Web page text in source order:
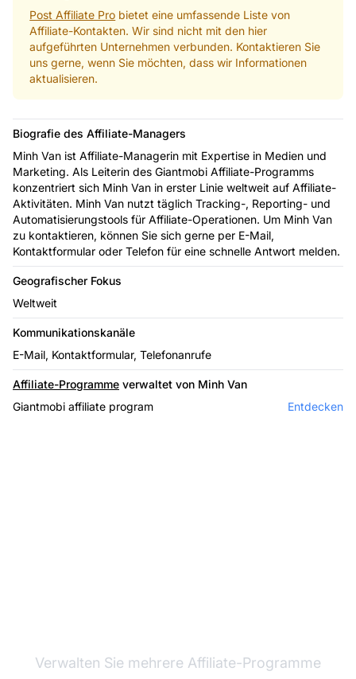
Post Affiliate Pro bietet eine umfassende Liste von
Affiliate-Kontakten. Wir sind nicht mit den hier
aufgeführten Unternehmen verbunden. Kontaktieren Sie
uns gerne, wenn Sie möchten, dass wir Informationen
aktualisieren.
Biografie des Affiliate-Managers
Minh Van ist Affiliate-Managerin mit Expertise in Medien und
Marketing. Als Leiterin des Giantmobi Affiliate-Programms
konzentriert sich Minh Van in erster Linie weltweit auf Affiliate-
Aktivitäten. Minh Van nutzt täglich Tracking-, Reporting- und
Automatisierungstools für Affiliate-Operationen. Um Minh Van
zu kontaktieren, können Sie sich gerne per E-Mail,
Kontaktformular oder Telefon für eine schnelle Antwort melden.
Geografischer Fokus
Weltweit
Kommunikationskanäle
E-Mail, Kontaktformular, Telefonanrufe
Affiliate-Programme verwaltet von Minh Van
Giantmobi affiliate program
Entdecken
Verwalten Sie mehrere Affiliate-Programme